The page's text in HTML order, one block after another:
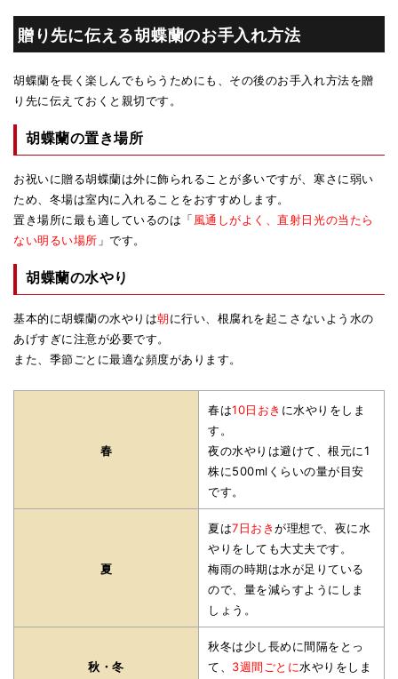
贈り先に伝える胡蝶蘭のお手入れ方法
胡蝶蘭を長く楽しんでもらうためにも、その後のお手入れ方法を贈
り先に伝えておくと親切です。
胡蝶蘭の置き場所
お祝いに贈る胡蝶蘭は外に飾られることが多いですが、寒さに弱い
ため、冬場は室内に入れることをおすすめします。
置き場所に最も適しているのは「風通しがよく、直射日光の当たら
ない明るい場所 」です。
胡蝶蘭の水やり
基本的に胡蝶蘭の水やりは朝に行い、根腐れを起こさないよう水の
あげすぎに注意が必要です。
また、季節ごとに最適な頻度があります。
春
春は10日おき に水やりをしま
す。
夜の水やりは避けて、根元に1
株に500mlくらいの量が目安
です。
夏
夏は7日おきが理想で、夜に水
やりをしても大丈夫です。
梅雨の時期は水が足りている
ので、量を減らすようにしま
しょう。
秋・冬
秋冬は少し長めに間隔をとっ
て、 3週間ごとに水やりをしま